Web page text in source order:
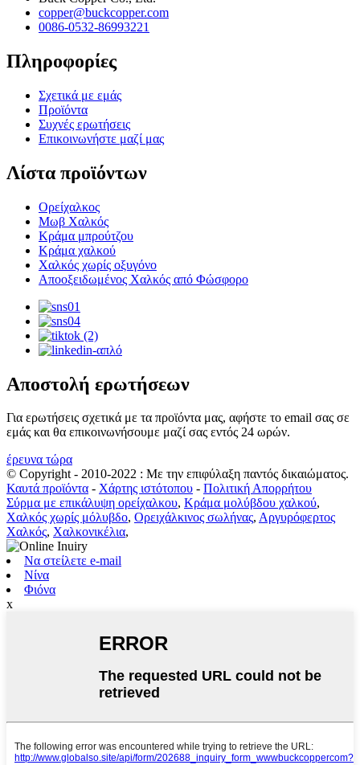
copper@buckcopper.com
0086-0532-86993221
Πληροφορίες
Σχετικά με εμάς
Προϊόντα
Συχνές ερωτήσεις
Επικοινωνήστε μαζί μας
Λίστα προϊόντων
Ορείχαλκος
Μωβ Χαλκός
Κράμα μπρούτζου
Κράμα χαλκού
Χαλκός χωρίς οξυγόνο
Αποοξειδωμένος Χαλκός από Φώσφορο
Αποστολή ερωτήσεων
Για ερωτήσεις σχετικά με τα προϊόντα μας, αφήστε το email σας σε
εμάς και θα επικοινωνήσουμε μαζί σας εντός 24 ωρών.
έρευνα τώρα
© Copyright - 2010-2022 : Με την επιφύλαξη παντός δικαιώματος.
Καυτά προϊόντα - Χάρτης ιστότοπου - Πολιτική Απορρήτου
Σύρμα με επικάλυψη ορείχαλκου, Κράμα μολύβδου χαλκού,
Χαλκός χωρίς μόλυβδο, Ορειχάλκινος σωλήνας, Αργυρόφερτος
Χαλκός, Χαλκονικέλια,
Να στείλετε e-mail
Νίνα
Φιόνα
x